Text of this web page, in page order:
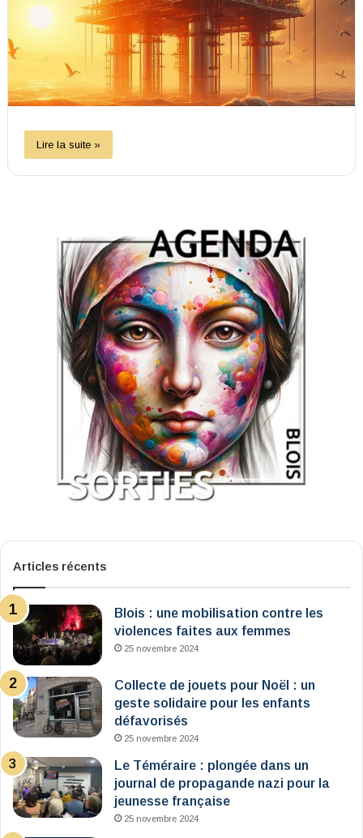
Lire la suite »
Articles récents
Blois : une mobilisation contre les
violences faites aux femmes
25 novembre 2024
Collecte de jouets pour Noël : un
geste solidaire pour les enfants
défavorisés
25 novembre 2024
Le Téméraire : plongée dans un
journal de propagande nazi pour la
jeunesse française
25 novembre 2024